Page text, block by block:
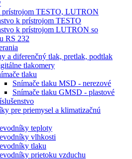
prístrojom TESTO, LUTRON
k prístrojom TESTO
k prístrojom LUTRON so
RS 232
a diferenčný tlak, pretlak, podtlak
tlakomery
tlaku
Snímače tlaku MSD - nerezové
Snímače tlaku GMSD - plastové
pre priemysel a klimatizačnú
teploty
vlhkosti
tlaku
prietoku vzduchu